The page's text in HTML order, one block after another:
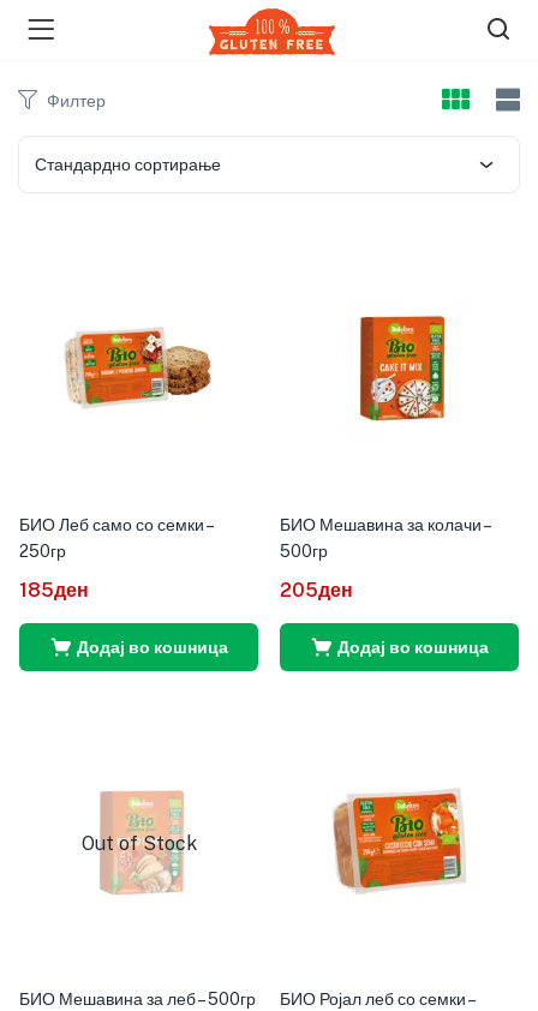
Филтер
Стандардно сортирање
БИО Леб само со семки –
250гр
185ден
Додај во кошница
БИО Мешавина за колачи –
500гр
205ден
Додај во кошница
Out of Stock
БИО Мешавина за леб – 500гр
БИО Ројал леб со семки –